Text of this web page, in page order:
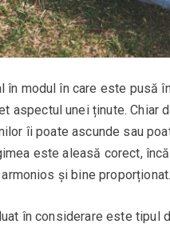
în modul în care este pusă
aspectul unei ținute. Chiar
îi poate ascunde sau
este aleasă corect,
și bine proporționat.
în considerare este tipul